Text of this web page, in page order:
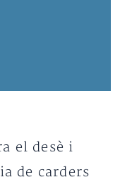
el desè i
de carders